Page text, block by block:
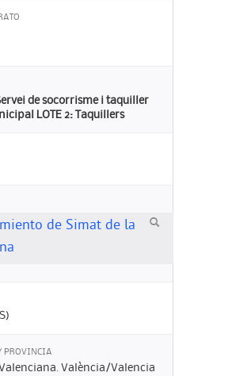
de socorrisme i taquiller
LOTE 2: Taquillers
de Simat de la
PROVINCIA
València/Valencia